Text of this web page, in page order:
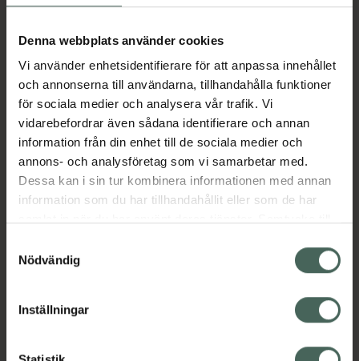
Denna webbplats använder cookies
Vi använder enhetsidentifierare för att anpassa innehållet
och annonserna till användarna, tillhandahålla funktioner
för sociala medier och analysera vår trafik. Vi
vidarebefordrar även sådana identifierare och annan
information från din enhet till de sociala medier och
annons- och analysföretag som vi samarbetar med.
Dessa kan i sin tur kombinera informationen med annan
information som du har tillhandahållit eller som de har
återkalla ditt samtycke via webbplatsens
cookieinställningar. Ett återkallat samtycke påverkar inte
lagligheten av behandling som skett innan återkallelsen.
Nödvändig
Inställningar
Beskrivning Dölj
Läs alltid bipacksedeln innan
användning.
EAN:
07046261207348